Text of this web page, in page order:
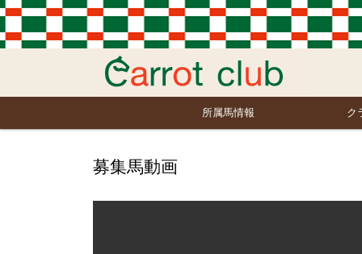
所属馬情報 ク
募集馬動画